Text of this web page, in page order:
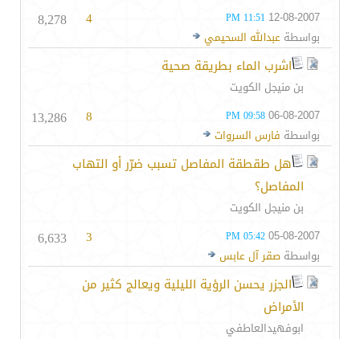
12-08-2007
11:51 PM
بواسطة عبدالله السحيمي
4
8,278
اشرب الماء بطريقة صحية
بن منيجل الكويت
06-08-2007
09:58 PM
بواسطة فارس السروات
8
13,286
هل طقطقة المفاصل تسبب ضرّر أو التهاب
المفاصل؟
بن منيجل الكويت
05-08-2007
05:42 PM
بواسطة صقر آل عابس
3
6,633
الجزر يحسن الرؤية الليلية ويعالج كثير من
الأمراض
ابوفهيدالعاطفي